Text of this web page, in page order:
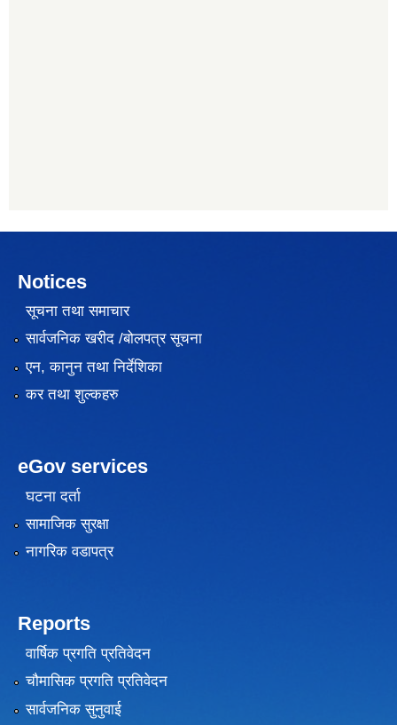
Notices
सूचना तथा समाचार
सार्वजनिक खरीद /बोलपत्र सूचना
एन, कानुन तथा निर्देशिका
कर तथा शुल्कहरु
eGov services
घटना दर्ता
सामाजिक सुरक्षा
नागरिक वडापत्र
Reports
वार्षिक प्रगति प्रतिवेदन
चौमासिक प्रगति प्रतिवेदन
सार्वजनिक सुनुवाई